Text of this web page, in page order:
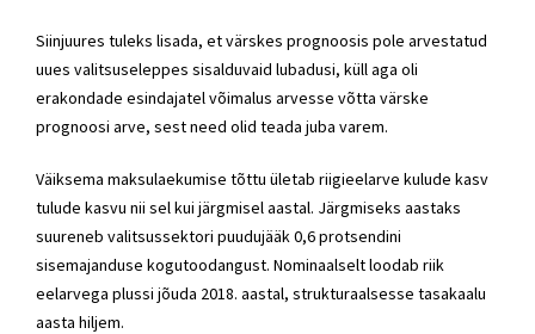
Siinjuures tuleks lisada, et värskes prognoosis pole arvestatud
uues valitsuseleppes sisalduvaid lubadusi, küll aga oli
erakondade esindajatel võimalus arvesse võtta värske
prognoosi arve, sest need olid teada juba varem.
Väiksema maksulaekumise tõttu ületab riigieelarve kulude kasv
tulude kasvu nii sel kui järgmisel aastal. Järgmiseks aastaks
suureneb valitsussektori puudujääk 0,6 protsendini
sisemajanduse kogutoodangust. Nominaalselt loodab riik
eelarvega plussi jõuda 2018. aastal, strukturaalsesse tasakaalu
aasta hiljem.